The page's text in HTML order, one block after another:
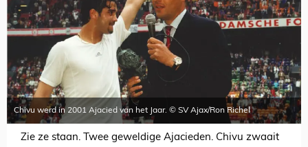
Chivu werd in 2001 Ajacied van het Jaar. © SV Ajax/Ron Richel
Zie ze staan. Twee geweldige Ajacieden. Chivu zwaait